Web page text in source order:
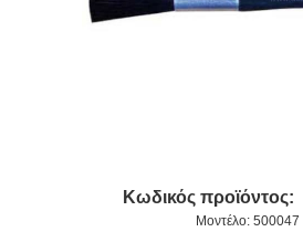
Κωδικός προϊόντος:
Μοντέλο: 500047